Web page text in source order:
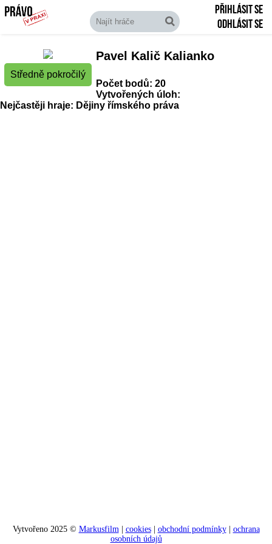
Přihlásit se
Odhlásit se
Středně pokročilý
Pavel Kalič Kalianko
Počet bodů: 20
Vytvořených úloh:
Nejčastěji hraje: Dějiny římského práva
Vytvořeno 2025 © Markusfilm| cookies| obchodní podmínky| ochrana
osobních údajů